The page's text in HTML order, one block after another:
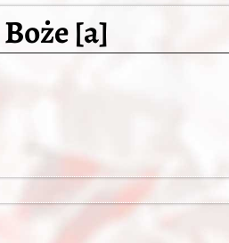
[a]